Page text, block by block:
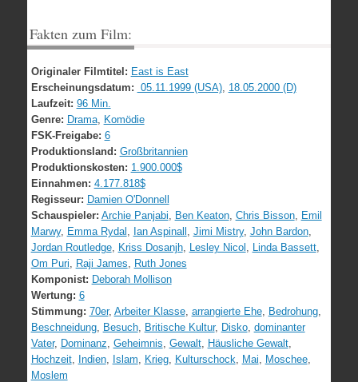
Fakten zum Film:
Originaler Filmtitel: East is East
Erscheinungsdatum: 05.11.1999 (USA), 18.05.2000 (D)
Laufzeit: 96 Min.
Genre: Drama, Komödie
FSK-Freigabe: 6
Produktionsland: Großbritannien
Produktionskosten: 1.900.000$
Einnahmen: 4.177.818$
Regisseur: Damien O'Donnell
Schauspieler: Archie Panjabi Ben Keaton, Chris Bisson, Emil
Marwy, Emma Rydal Ian Aspinall Jimi Mistry, John Bardon,
Jordan Routledge, Kriss Dosanjh, Lesley Nicol Linda Bassett,
Om Puri
Raji James
Ruth Jones
Komponist: Deborah Mollison
Wertung: 6
Stimmung: 70er, Arbeiter Klasse, arrangierte Ehe, Bedrohung,
Beschneidung, Besuch, Britische Kultur, Disko, dominanter
Vater, Dominanz Geheimnis Gewalt, Häusliche Gewalt,
Hochzeit, Indien, Islam Krieg, Kulturschock Mai Moschee,
Moslem